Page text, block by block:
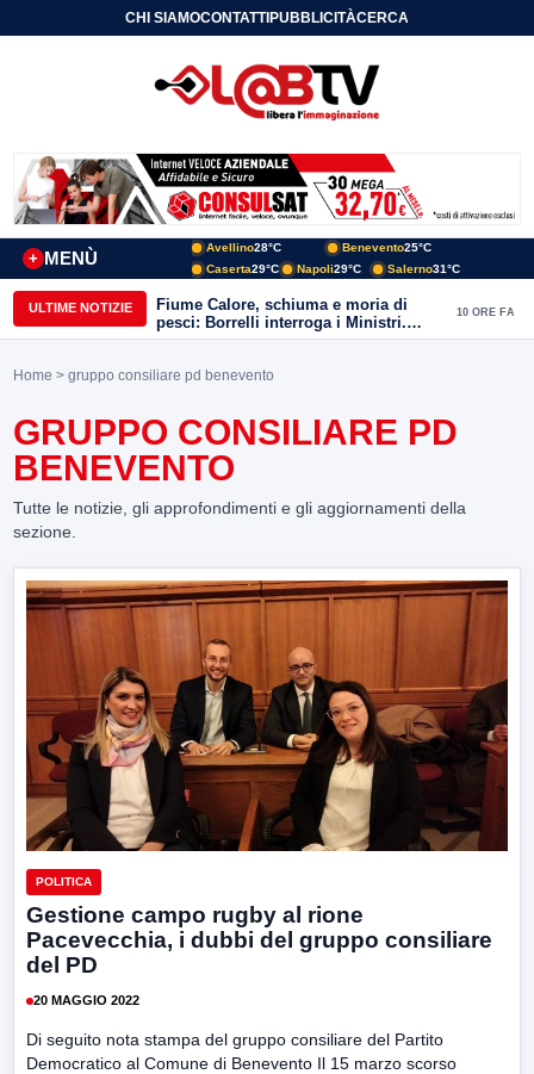
CHI SIAMOCONTATTIPUBBLICITÀCERCA
MENÙ
+
Avellino28°C Benevento25°C
Caserta29°C Napoli29°C Salerno31°C
ULTIME NOTIZIE
Fiume Calore, schiuma e moria di
pesci: Borrelli interroga i Ministri.
“Benevento paga l’assenza del
10 ORE FA
Home > gruppo consiliare pd benevento
GRUPPO CONSILIARE PD
BENEVENTO
Tutte le notizie, gli approfondimenti e gli aggiornamenti della
sezione.
POLITICA
Gestione campo rugby al rione
Pacevecchia, i dubbi del gruppo consiliare
del PD
20 MAGGIO 2022
Di seguito nota stampa del gruppo consiliare del Partito
Democratico al Comune di Benevento Il 15 marzo scorso